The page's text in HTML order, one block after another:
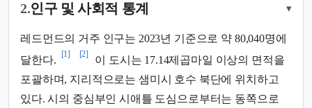
2.인구 및 사회적 통계 ▾
레드먼드의 거주 인구는 2023년 기준으로 약 80,040명에
달한다.
[1] [2]
이 도시는 17.14제곱마일 이상의 면적을
포괄하며, 지리적으로는 샘미시 호수 북단에 위치하고
있다. 시의 중심부인 시애틀 도심으로부터는 동쪽으로